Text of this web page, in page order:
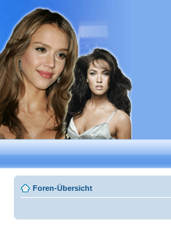
Foren-Übersicht